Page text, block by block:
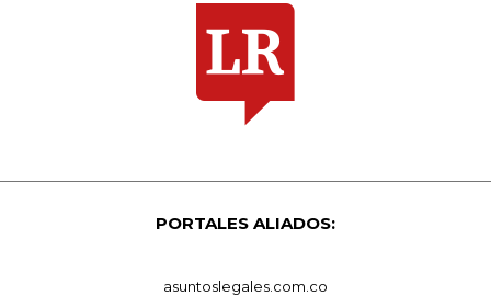
PORTALES ALIADOS:
asuntoslegales.com.co